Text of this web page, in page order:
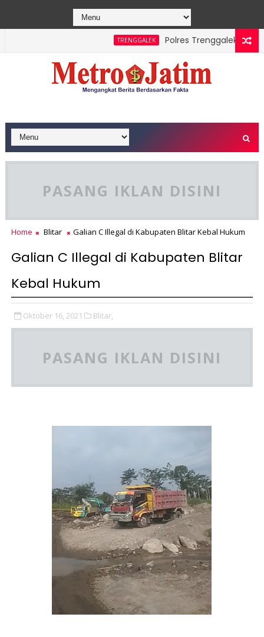
TRENGGALEK
Polres Trenggalek Padukan
Berhasil Dipadamkan, Masyarakat Diimbau Hentikan Praktik
PASANG IKLAN DISINI
Home Blitar Galian C Illegal di Kabupaten Blitar Kebal Hukum
Galian C Illegal di Kabupaten Blitar
Kebal Hukum
Oktober 16, 2021 Blitar,
PASANG IKLAN DISINI